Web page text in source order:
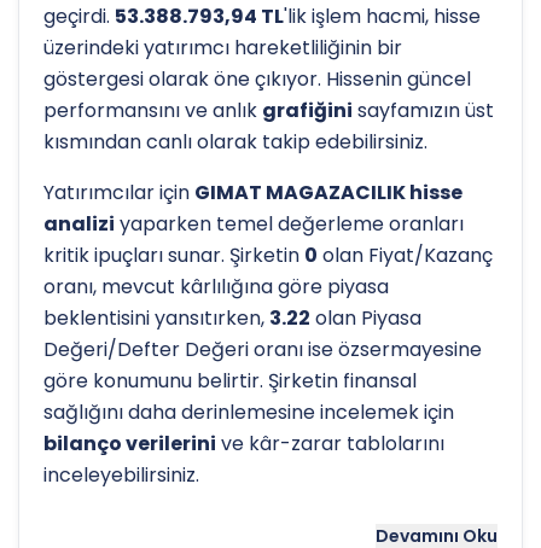
geçirdi. 53.388.793,94 TL'lik işlem hacmi, hisse
üzerindeki yatırımcı hareketliliğinin bir
göstergesi olarak öne çıkıyor. Hissenin güncel
performansını ve anlık grafiğini sayfamızın üst
kısmından canlı olarak takip edebilirsiniz.
Yatırımcılar için GIMAT MAGAZACILIK hisse
analizi yaparken temel değerleme oranları
kritik ipuçları sunar. Şirketin 0 olan Fiyat/Kazanç
oranı, mevcut kârlılığına göre piyasa
beklentisini yansıtırken, 3.22 olan Piyasa
Değeri/Defter Değeri oranı ise özsermayesine
göre konumunu belirtir. Şirketin finansal
sağlığını daha derinlemesine incelemek için
bilanço verilerini ve kâr-zarar tablolarını
inceleyebilirsiniz.
Hissenin uzun vadeli trendini ve potansiyelDevamını Oku